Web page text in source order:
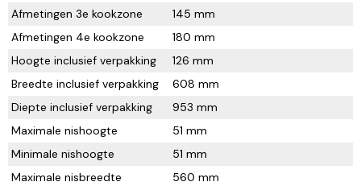
Afmetingen 3e kookzone
145 mm
Afmetingen 4e kookzone
180 mm
Hoogte inclusief verpakking
126 mm
Breedte inclusief verpakking
608 mm
Diepte inclusief verpakking
953 mm
Maximale nishoogte
51 mm
Minimale nishoogte
51 mm
Maximale nisbreedte
560 mm